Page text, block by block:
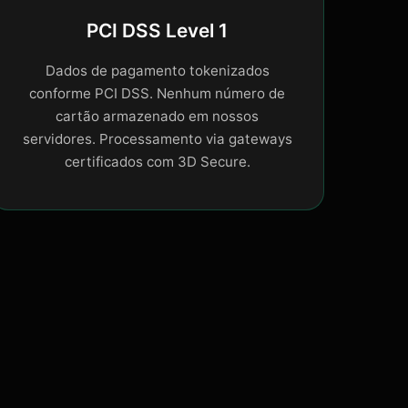
PCI DSS Level 1
Dados de pagamento tokenizados
conforme PCI DSS. Nenhum número de
cartão armazenado em nossos
servidores. Processamento via gateways
certificados com 3D Secure.